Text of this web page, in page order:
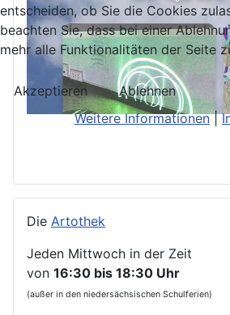
Die Artothek
Jeden Mittwoch in der Zeit
von 16:30 bis 18:30 Uhr
(außer in den niedersächsischen Schulferien)
entscheiden, ob Sie die Cookies
beachten Sie, dass bei einer
mehr alle Funktionalitäten der Seite
Akzeptieren
Ablehnen
Weitere Informationen|